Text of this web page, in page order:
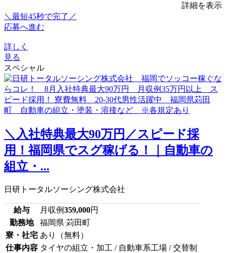
詳細を表示
＼最短45秒で完了／
応募へ進む
詳しく
見る
スペシャル
＼入社特典最大90万円／スピード採
用！福岡県でスグ稼げる！｜自動車の
組立・...
日研トータルソーシング株式会社
給与 月収例359,000円
勤務地
福岡県 苅田町
寮・社宅 あり（無料）
仕事内容 タイヤの組立・加工 / 自動車系工場 / 交替制